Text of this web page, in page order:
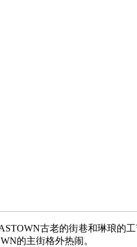
古老的街巷和琳琅的
的主街格外热闹。